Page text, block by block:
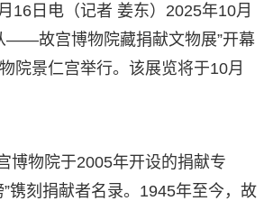
16日电（记者 姜东）2025年10月
——故宫博物院藏捐献文物展”开幕
院景仁宫举行。该展览将于10月
博物院于2005年开设的捐献专
”镌刻捐献者名录。1945年至今，故